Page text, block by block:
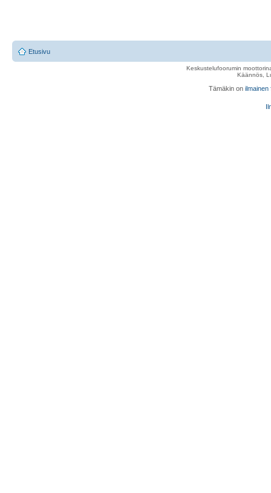
Etusivu
Keskustelufoorumin
Käännös,
Tämäkin on ilmainen